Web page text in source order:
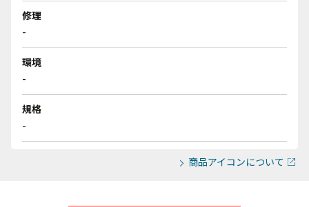
修理
-
環境
-
規格
-
商品アイコンについて